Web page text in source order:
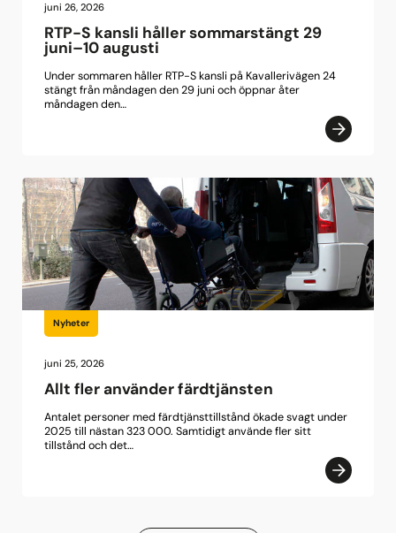
juni 26, 2026
RTP-S kansli håller sommarstängt 29
juni–10 augusti
Under sommaren håller RTP-S kansli på Kavallerivägen 24
stängt från måndagen den 29 juni och öppnar åter
måndagen den…
Nyheter
juni 25, 2026
Allt fler använder färdtjänsten
Antalet personer med färdtjänsttillstånd ökade svagt under
2025 till nästan 323 000. Samtidigt använde fler sitt
tillstånd och det…